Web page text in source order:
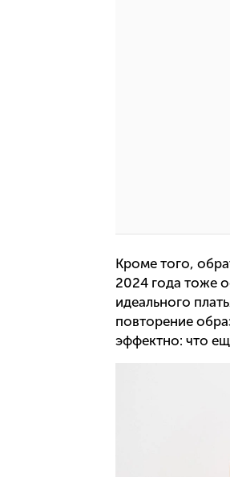
Кроме того,
2024 года тоже
идеального
повторение
эффектно: что